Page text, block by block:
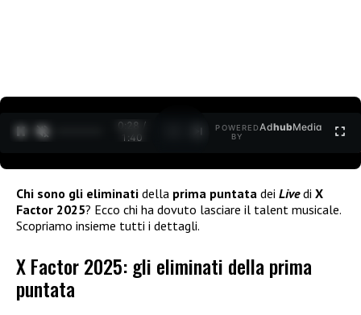
0:30 /
1:40
POWERED
BY
AdhubMedia
Chi sono gli eliminati della prima puntata dei Livedi X
Factor 2025? Ecco chi ha dovuto lasciare il talent musicale.
Scopriamo insieme tutti i dettagli.
X Factor 2025: gli eliminati della prima
puntata